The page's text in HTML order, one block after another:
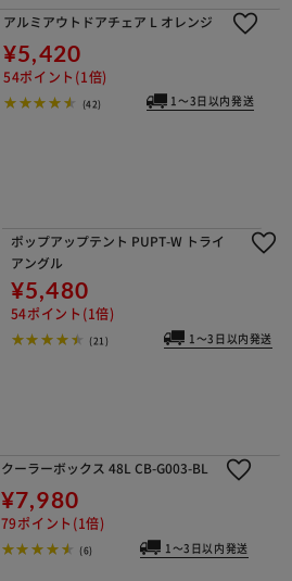
アルミアウトドアチェア L オレンジ
¥5,420
54ポイント(1倍)
(42) 1～3日以内発送
ポップアップテント PUPT-W トライ
アングル
¥5,480
54ポイント(1倍)
(21) 1～3日以内発送
クーラーボックス 48L CB-G003-BL
¥7,980
79ポイント(1倍)
(6) 1～3日以内発送